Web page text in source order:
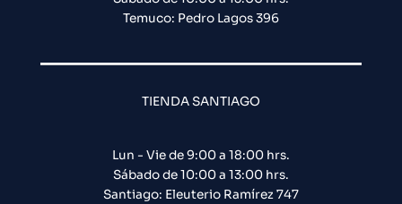
Temuco: Pedro Lagos 396
TIENDA SANTIAGO
Lun - Vie de 9:00 a 18:00 hrs.
Sábado de 10:00 a 13:00 hrs.
Santiago: Eleuterio Ramírez 747​